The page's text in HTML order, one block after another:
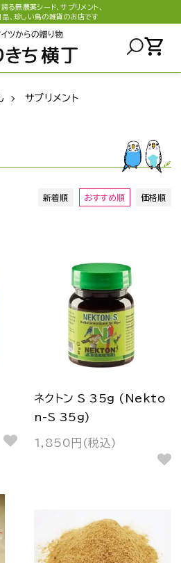
る無農薬シード、サプリメント、
、珍しい鳥の雑貨のお店です
shopping_cart
サプリメント
新着順 おすすめ順 価格順
ネクトン S 35g (Nekto
n-S 35g)
1,850円(税込)